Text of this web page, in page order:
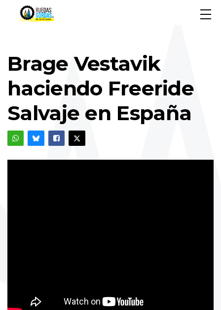
Brage Vestavik
haciendo Freeride
Salvaje en España